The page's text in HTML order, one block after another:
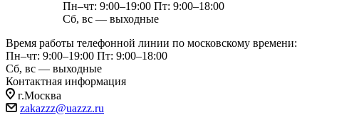
Пн–чт: 9:00–19:00 Пт: 9:00–18:00
Сб, вс — выходные
Время работы телефонной линии по московскому времени:
Пн–чт: 9:00–19:00 Пт: 9:00–18:00
Сб, вс — выходные
Контактная информация
г.Москва
zakazzz@uazzz.ru